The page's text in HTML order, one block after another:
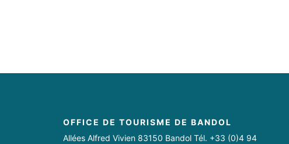
OFFICE DE TOURISME DE BANDOL
Allées Alfred Vivien 83150 Bandol Tél. +33 (0)4 94